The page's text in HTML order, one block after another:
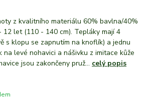
z kvalitního materiálu 60% bavlna/40%
let (110 - 140 cm). Tepláky mají 4
s klopu se zapnutím na knoflík) a jednu
na levé nohavici a nášivku z imitace kůže
jsou zakončeny pruž... celý popis